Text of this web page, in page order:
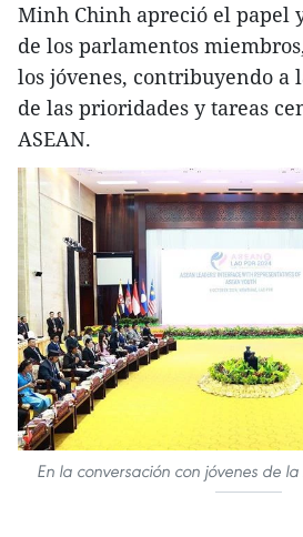
Minh Chinh apreció el papel
de los parlamentos
los jóvenes, contribuyendo a
de las prioridades y tareas
ASEAN.
En la conversación con jóvenes de